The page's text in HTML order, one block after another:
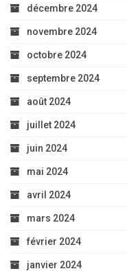
décembre 2024
novembre 2024
octobre 2024
septembre 2024
août 2024
juillet 2024
juin 2024
mai 2024
avril 2024
mars 2024
février 2024
janvier 2024